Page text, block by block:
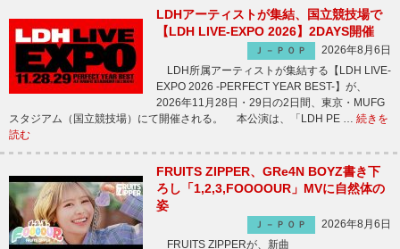
LDHアーティストが集結、国立競技場で
【LDH LIVE-EXPO 2026】2DAYS開催
Ｊ－ＰＯＰ
2026年8月6日
LDH所属アーティストが集結する【LDH LIVE-
EXPO 2026 -PERFECT YEAR BEST-】が、
2026年11月28日・29日の2日間、東京・MUFG
スタジアム（国立競技場）にて開催される。 本公演は、「LDH PE … 続きを
読む
FRUITS ZIPPER、GRe4N BOYZ書き下
ろし「1,2,3,FOOOOUR」MVに自然体の
姿
Ｊ－ＰＯＰ
2026年8月6日
FRUITS ZIPPERが、新曲